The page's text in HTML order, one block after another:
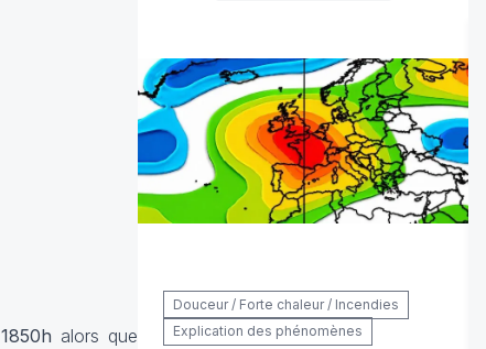
1850h alors que
Douceur / Forte chaleur / Incendies
Explication des phénomènes